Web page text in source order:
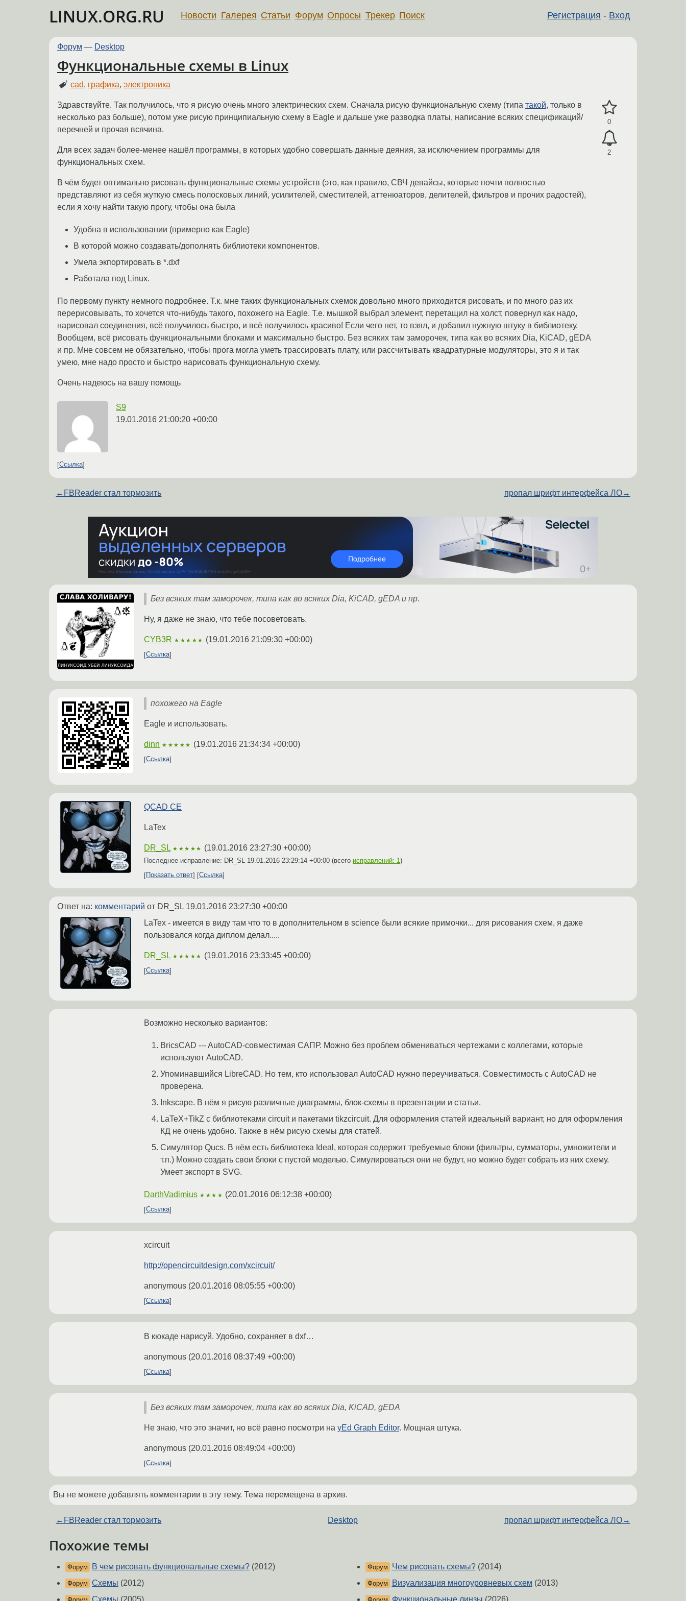
LINUX.ORG.RU Регистрация - Вход
Новости Галерея Статьи Форум Опросы Трекер Поиск
Форум — Desktop
Функциональные схемы в Linux
cad, графика,электроника
0
2
Здравствуйте. Так получилось, что я рисую очень много электрических схем. Сначала рисую функциональную схему (типа такой, только в
несколько раз больше), потом уже рисую принципиальную схему в Eagle и дальше уже разводка платы, написание всяких спецификаций/
перечней и прочая всячина.
Для всех задач более-менее нашёл программы, в которых удобно совершать данные деяния, за исключением программы для
функциональных схем.
В чём будет оптимально рисовать функциональные схемы устройств (это, как правило, СВЧ девайсы, которые почти полностью
представляют из себя жуткую смесь полосковых линий, усилителей, сместителей, аттенюаторов, делителей, фильтров и прочих радостей),
если я хочу найти такую прогу, чтобы она была
Удобна в использовании (примерно как Eagle)
В которой можно создавать/дополнять библиотеки компонентов.
Умела экпортировать в *.dxf
Работала под Linux.
По первому пункту немного подробнее. Т.к. мне таких функциональных схемок довольно много приходится рисовать, и по много раз их
перерисовывать, то хочется что-нибудь такого, похожего на Eagle. Т.е. мышкой выбрал элемент, перетащил на холст, повернул как надо,
нарисовал соединения, всё получилось быстро, и всё получилось красиво! Если чего нет, то взял, и добавил нужную штуку в библиотеку.
Вообщем, всё рисовать функциональными блоками и максимально быстро. Без всяких там заморочек, типа как во всяких Dia, KiCAD, gEDA
и пр. Мне совсем не обязательно, чтобы прога могла уметь трассировать плату, или рассчитывать квадратурные модуляторы, это я и так
умею, мне надо просто и быстро нарисовать функциональную схему.
Очень надеюсь на вашу помощь
S9
19.01.2016 21:00:20 +00:00
Ссылка
← FBReader стал тормозить пропал шрифт интерфейса ЛО→
Без всяких там заморочек, типа как во всяких Dia, KiCAD, gEDA и пр.
Ну, я даже не знаю, что тебе посоветовать.
CYB3R ★★★★★ (19.01.2016 21:09:30 +00:00)
Ссылка
похожего на Eagle
Eagle и использовать.
dinn ★★★★★ (19.01.2016 21:34:34 +00:00)
Ссылка
QCAD CE
LaTex
DR_SL ★★★★★ (19.01.2016 23:27:30 +00:00)
Последнее исправление: DR_SL 19.01.2016 23:29:14 +00:00 (всего исправлений: 1 )
Показать ответ
Ссылка
Ответ на: комментарий от DR_SL 19.01.2016 23:27:30 +00:00
LaTex - имеется в виду там что то в дополнительном в science были всякие примочки... для рисования схем, я даже
пользовался когда диплом делал.....
DR_SL ★★★★★ (19.01.2016 23:33:45 +00:00)
Ссылка
Возможно несколько вариантов:
BricsCAD --- AutoCAD-совместимая САПР. Можно без проблем обмениваться чертежами с коллегами, которые
используют AutoCAD.
Упоминавшийся LibreCAD. Но тем, кто использовал AutoCAD нужно переучиваться. Совместимость с AutoCAD не
проверена.
Inkscape. В нём я рисую различные диаграммы, блок-схемы в презентации и статьи.
LaTeX+TikZ с библиотеками circuit и пакетами tikzcircuit. Для оформления статей идеальный вариант, но для оформления
КД не очень удобно. Также в нём рисую схемы для статей.
Симулятор Qucs. В нём есть библиотека Ideal, которая содержит требуемые блоки (фильтры, сумматоры, умножители и
т.п.) Можно создать свои блоки с пустой моделью. Симулироваться они не будут, но можно будет собрать из них схему.
Умеет экспорт в SVG.
DarthVadimius ★★★★ (20.01.2016 06:12:38 +00:00)
Ссылка
xcircuit
http://opencircuitdesign.com/xcircuit/
anonymous (20.01.2016 08:05:55 +00:00)
Ссылка
В кюкаде нарисуй. Удобно, сохраняет в dxf…
anonymous (20.01.2016 08:37:49 +00:00)
Ссылка
Без всяких там заморочек, типа как во всяких Dia, KiCAD, gEDA
Не знаю, что это значит, но всё равно посмотри на yEd Graph Editor. Мощная штука.
anonymous (20.01.2016 08:49:04 +00:00)
Ссылка
Вы не можете добавлять комментарии в эту тему. Тема перемещена в архив.
← FBReader стал тормозить Desktop пропал шрифт интерфейса ЛО→
Похожие темы
Форум В чем рисовать функциональные схемы? (2012)
Форум Схемы (2012)
Форум Чем рисовать схемы?(2014)
Форум Визуализация многоуровневых схем (2013)